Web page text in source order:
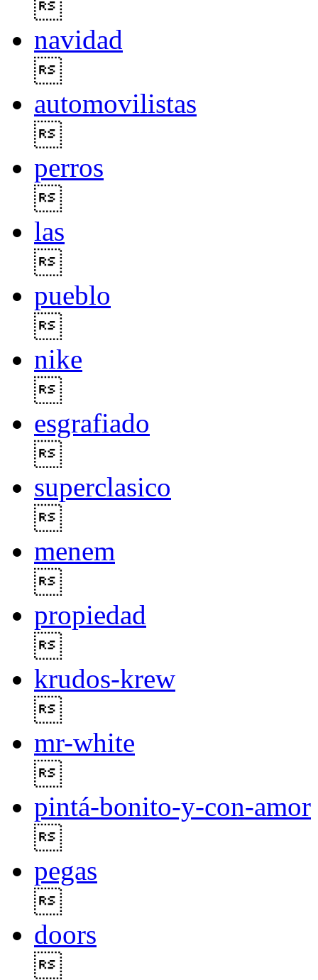
navidad
automovilistas
perros
las
pueblo
nike
esgrafiado
superclasico
menem
propiedad
krudos-krew
mr-white
pintá-bonito-y-con-amor
pegas
doors